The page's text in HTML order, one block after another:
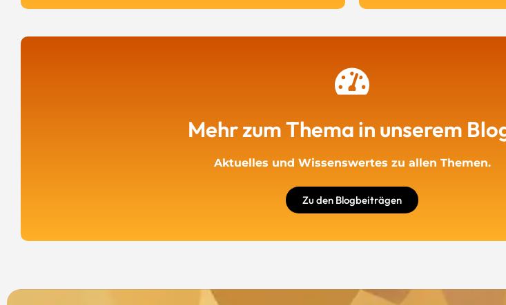
Mehr zum Thema in unserem
Aktuelles und Wissenswertes zu allen Themen.
Zu den Blogbeiträgen